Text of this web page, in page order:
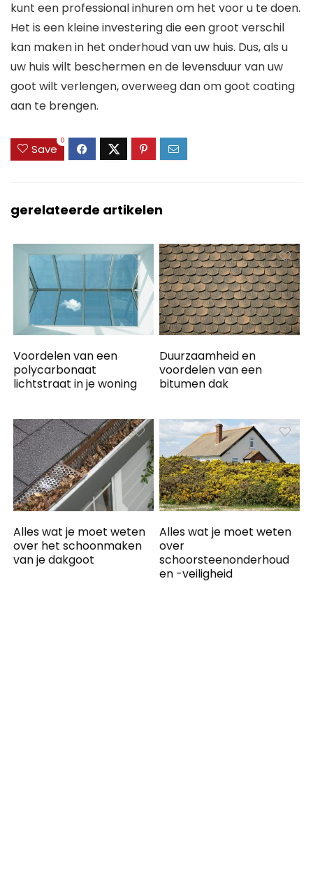
kunt een professional inhuren om het voor u te doen.
Het is een kleine investering die een groot verschil
kan maken in het onderhoud van uw huis. Dus, als u
uw huis wilt beschermen en de levensduur van uw
goot wilt verlengen, overweeg dan om goot coating
aan te brengen.
Save
0
gerelateerde artikelen
Voordelen van een
polycarbonaat
lichtstraat in je woning
Duurzaamheid en
voordelen van een
bitumen dak
Alles wat je moet weten
over het schoonmaken
van je dakgoot
Alles wat je moet weten
over
schoorsteenonderhoud
en -veiligheid